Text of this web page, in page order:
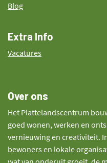
Blog
Extra Info
Vacatures
Over ons
Het Plattelandscentrum
goed wonen, werken en
vernieuwing en creativiteit.
bewoners en lokale